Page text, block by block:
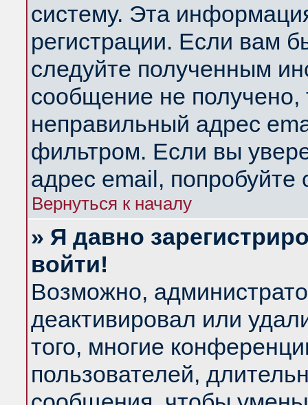
систему. Эта
регистрации. Если вам
следуйте полученным
сообщение не получено,
неправильный адрес
фильтром. Если вы
адрес email, попробуйте
Вернуться к началу
» Я давно
войти!
Возможно,
деактивировал или
того, многие
пользователей,